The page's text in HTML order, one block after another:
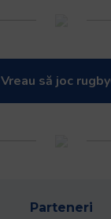
Vreau să joc rugby
Parteneri